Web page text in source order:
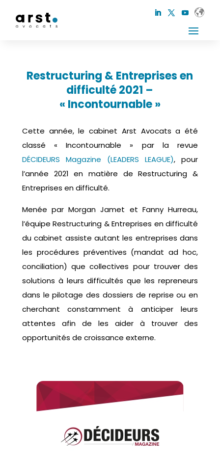
Restructuring & Entreprises en
difficulté 2021 –
« Incontournable »
Cette année, le cabinet Arst Avocats a été
classé « Incontournable » par la revue
DÉCIDEURS Magazine (LEADERS LEAGUE), pour
l’année 2021 en matière de Restructuring &
Entreprises en difficulté.
Menée par Morgan Jamet et Fanny Hurreau,
l’équipe Restructuring & Entreprises en difficulté
du cabinet assiste autant les entreprises dans
les procédures préventives (mandat ad hoc,
conciliation) que collectives pour trouver des
solutions à leurs difficultés que les repreneurs
dans le pilotage des dossiers de reprise ou en
cherchant constamment à anticiper leurs
attentes afin de les aider à trouver des
opportunités de croissance externe.